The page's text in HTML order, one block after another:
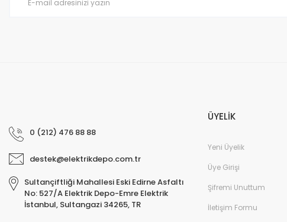
0 (212) 476 88 88
destek@elektrikdepo.com.tr
Sultançiftliği Mahallesi Eski Edirne Asfaltı
No: 527/A Elektrik Depo-Emre Elektrik
İstanbul, Sultangazi 34265, TR
ÜYELİK
Yeni Üyelik
Üye Girişi
Şifremi Unuttum
İletişim Formu